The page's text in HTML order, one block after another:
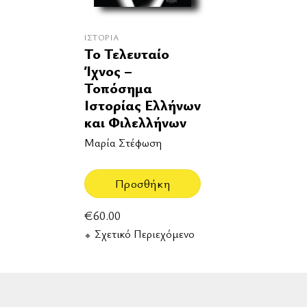
ΙΣΤΟΡΊΑ
Το Τελευταίο
Ίχνος –
Τοπόσημα
Ιστορίας Ελλήνων
και Φιλελλήνων
Μαρία Στέφωση
Προσθήκη
€60.00
Σχετικό Περιεχόμενο